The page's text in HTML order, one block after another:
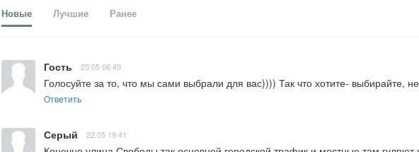
Новые Лучшие Ранее
Гость 25.05 06:49
Голосуйте за то, что мы сами выбрали для вас)))) Так что хотите- выбирайте,
Ответить
Серый 22.05 19:41